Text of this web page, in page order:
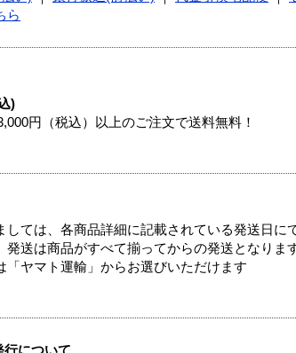
ら
)
円（税込）以上のご注文で送料無料！
ては、各商品詳細に記載されている発送日に
送は商品がすべて揃ってからの発送となります
ヤマト運輸」からお選びいただけます